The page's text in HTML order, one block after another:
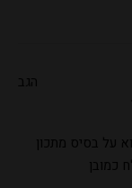
על בסיס מתכון
כמובן
הגב